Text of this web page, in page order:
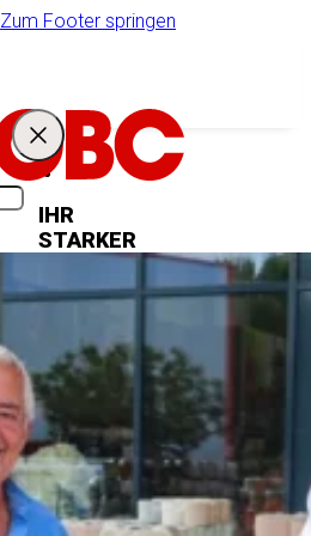
Zum Footer springen
IHR
STARKER
PARTNER
Unternehmen
Ihr Zugang zum